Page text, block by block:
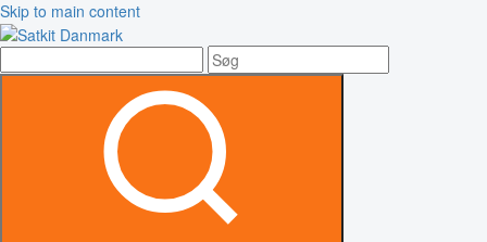
Skip to main content